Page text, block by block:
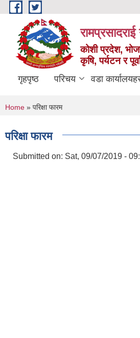
Skip to main content
कोशी प्रदेश,
कृषि, पर्यटन र
गृहपृष्ठ परिचय वडा
You are here
Home » परिक्षा फारम
परिक्षा फारम
Submitted on: Sat, 09/07/2019 -